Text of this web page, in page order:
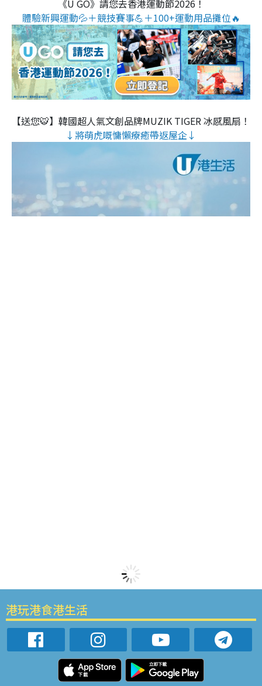
《U GO》請您去香港運動節2026！
體驗新興運動💦＋競技賽事💪＋100+運動用品攤位🔥
【送您🐯】韓國超人氣文創品牌MUZIK TIGER 冰感風扇！
↓將萌虎嘅慵懶療癒帶返屋企↓
港玩港食港生活